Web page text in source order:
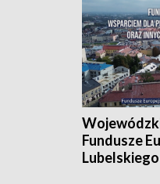
Fundusze
Lubelskiego